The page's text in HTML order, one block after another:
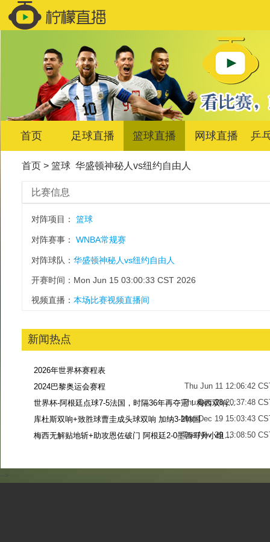
首页 足球直播 篮球直播 网球直播 乒
首页> 篮球 华盛顿神秘人vs纽约自由人
比赛信息
对阵项目： 篮球
对阵赛事： WNBA常规赛
对阵球队： 华盛顿神秘人vs纽约自由人
开赛时间：Mon Jun 15 03:00:33 CST 2026
视频直播： 本场比赛视频直播间
新闻热点
2026年世界杯赛程表
Thu Jun 11 12:06:42
2024巴黎奥运会赛程
Thu Dec 28 20:37:48
世界杯-阿根廷点球7-5法国，时隔36年再夺冠！梅西双响姆巴佩戴帽
Mon Dec 19 15:03:43
库杜斯双响+致胜球曹圭成头球双响 加纳3-2韩国
Tue Nov 29 13:08:50
梅西无解贴地斩+助攻恩佐破门 阿根廷2-0墨西哥升小组第二